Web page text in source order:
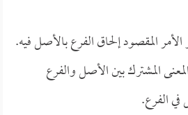
المقصود إلحاق الفرع بالأصل فيه.
المشترك بين الأصل والفرع
الفرع.